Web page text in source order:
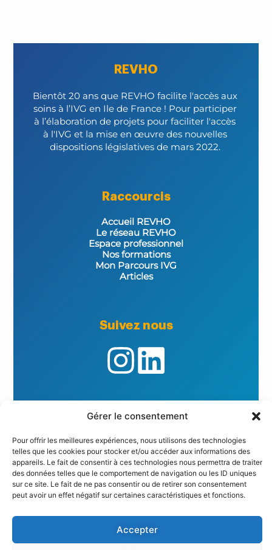
Gérer le consentement
Pour offrir les meilleures expériences, nous utilisons des technologies
telles que les cookies pour stocker et/ou accéder aux informations des
appareils. Le fait de consentir à ces technologies nous permettra de traiter
des données telles que le comportement de navigation ou les ID uniques
sur ce site. Le fait de ne pas consentir ou de retirer son consentement
peut avoir un effet négatif sur certaines caractéristiques et fonctions.
Accepter
REVHO
Bientôt 20 ans que REVHO facilite l'accès aux
soins à l’IVG en Ile de France ! Pour participer
à l’élaboration de projets pour faciliter l'accès
à l'IVG et la mise en œuvre des nouvelles
dispositions législatives de mars 2022.
Raccourcis
Accueil REVHO
Le réseau REVHO
Espace professionnel
Nos formations
Mon Parcours IVG
Articles
Suivez nous
Informations importantes
Politique de Confidentialité
Mentions Légales
Formulaire de réclamation
Politique de cookies (UE)
Conception, développement et maintenance
Phoenix Digital Development